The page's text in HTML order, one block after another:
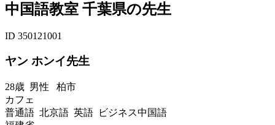
中国語教室 千葉県の先生
ID 350121001
ヤン ホンイ先生
28歳 男性 柏市
カフェ
普通語 北京語 英語 ビジネス中国語